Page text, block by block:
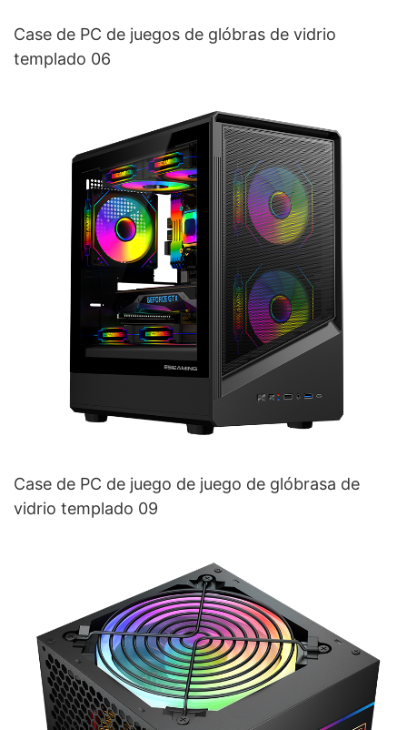
Case de PC de juegos de glóbras de vidrio
templado 06
Case de PC de juego de juego de glóbrasa de
vidrio templado 09